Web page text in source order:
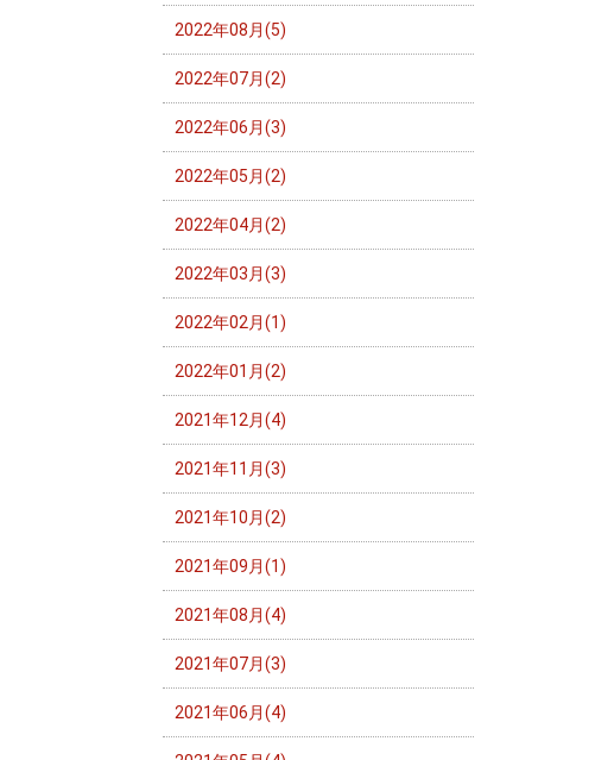
2022年08月(5)
2022年07月(2)
2022年06月(3)
2022年05月(2)
2022年04月(2)
2022年03月(3)
2022年02月(1)
2022年01月(2)
2021年12月(4)
2021年11月(3)
2021年10月(2)
2021年09月(1)
2021年08月(4)
2021年07月(3)
2021年06月(4)